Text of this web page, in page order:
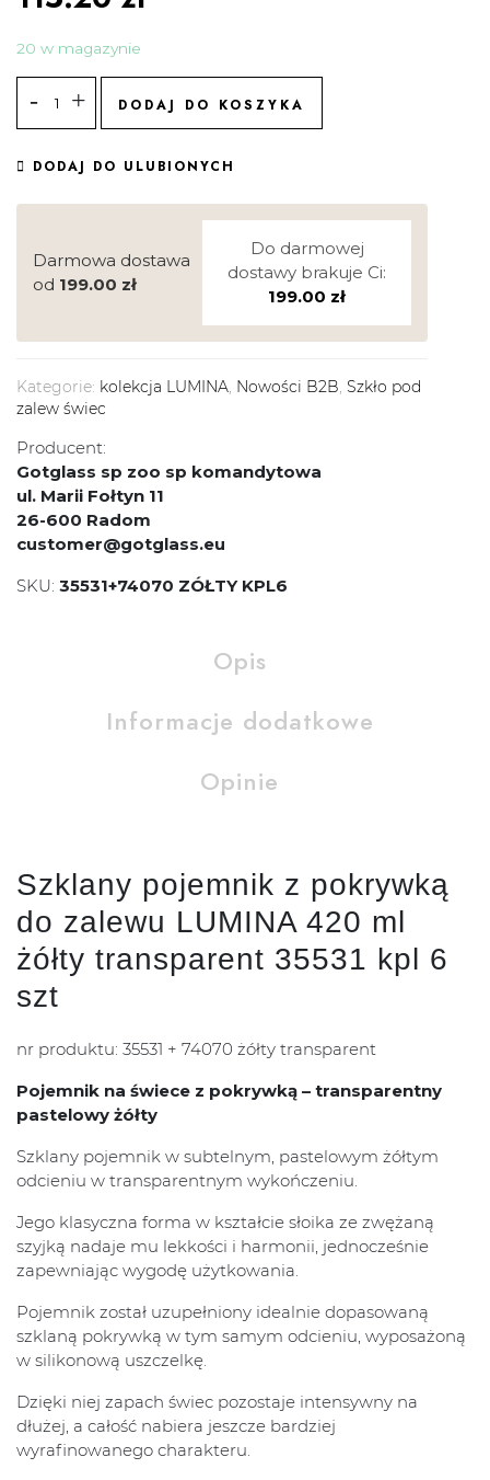
20 w magazynie
DODAJ DO KOSZYKA
DODAJ DO ULUBIONYCH
Darmowa dostawa
od 199.00 zł
Do darmowej
dostawy brakuje Ci:
199.00 zł
Kategorie: kolekcja LUMINA, Nowości B2B, Szkło pod
zalew świec
Producent:
Gotglass sp zoo sp komandytowa
ul. Marii Fołtyn 11
26-600 Radom
customer@gotglass.eu
SKU: 35531+74070 ZÓŁTY KPL6
Opis
Informacje dodatkowe
Opinie
Szklany pojemnik z pokrywką
do zalewu LUMINA 420 ml
żółty transparent 35531 kpl 6
szt
nr produktu: 35531 + 74070 żółty transparent
Pojemnik na świece z pokrywką – transparentny
pastelowy żółty
Szklany pojemnik w subtelnym, pastelowym żółtym
odcieniu w transparentnym wykończeniu.
Jego klasyczna forma w kształcie słoika ze zwężaną
szyjką nadaje mu lekkości i harmonii, jednocześnie
zapewniając wygodę użytkowania.
Pojemnik został uzupełniony idealnie dopasowaną
szklaną pokrywką w tym samym odcieniu, wyposażoną
w silikonową uszczelkę.
Dzięki niej zapach świec pozostaje intensywny na
dłużej, a całość nabiera jeszcze bardziej
wyrafinowanego charakteru.